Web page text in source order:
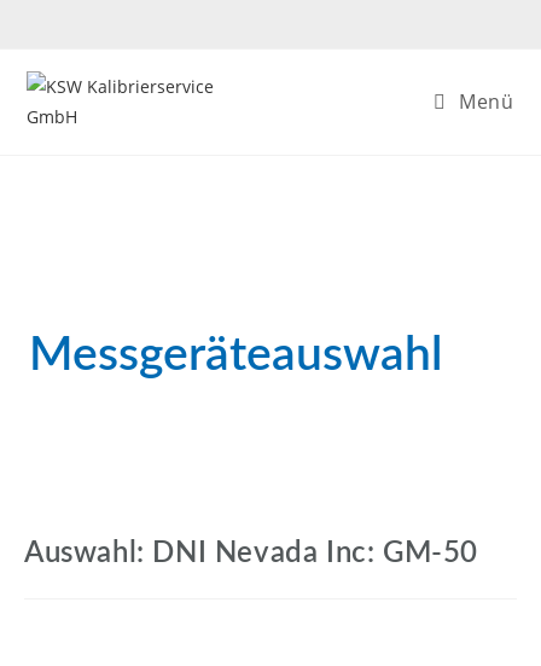
Menü
Messgeräteauswahl
Auswahl: DNI Nevada Inc: GM-50